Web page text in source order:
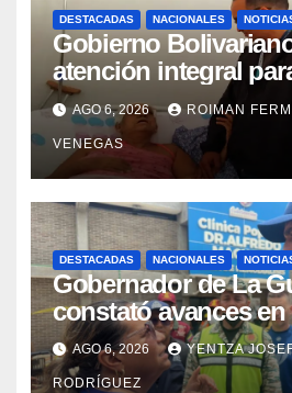
DESTACADAS NACIONALES
Gobierno
atención integral
con discapacidad en
campamentos de La
AGO 6, 2026 ROIMAN
VENEGAS
DESTACADAS NACIONALES
Gobernador de La
constató avances en
rehabilitación del
Catia la Mar
AGO 6, 2026 YENTZA
RODRÍGUEZ